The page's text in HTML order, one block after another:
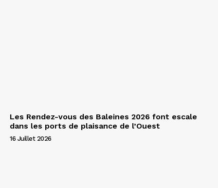
Les Rendez-vous des Baleines 2026 font escale
dans les ports de plaisance de l’Ouest
16 Juillet 2026